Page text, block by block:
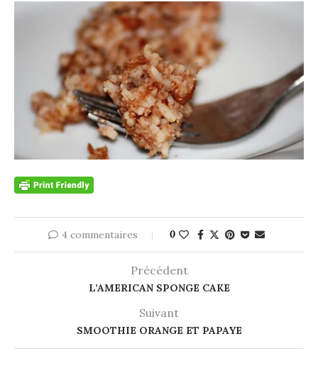
4 commentaires 0
Précédent
L’AMERICAN SPONGE CAKE
Suivant
SMOOTHIE ORANGE ET PAPAYE